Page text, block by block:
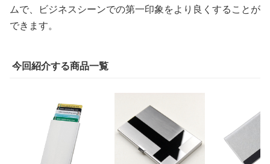
ムで、ビジネスシーンでの第一印象をより良くすることが
できます。
今回紹介する商品一覧